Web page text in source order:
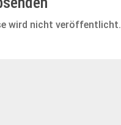
wird nicht veröffentlicht.